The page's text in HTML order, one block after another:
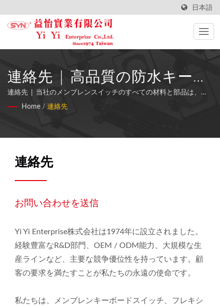
日本語
連絡先 | 高品質の防水キーパ
ッド製造業者 - YiYi
Enterprise Co., Ltd
連絡先 | 当社のメンブレンスイッチのすべての材料と部品は、
RoHS準拠です。
Home / 連絡先
連絡先
お問い合わせを送信
Yi Yi Enterprise株式会社は1974年に設立されました。
経験豊富なR&D部門、OEM / ODM能力、大規模な生
産ラインなど、主要な競争優位性を持っています。顧
客の要求を満たすことが私たちの永遠の使命です。
私たちは、メンブレンキーボードスイッチ、フレキシ